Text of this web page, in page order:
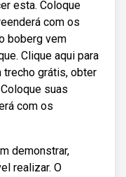
esta. Coloque
com os
boberg vem
Clique aqui para
grátis, obter
suas
com os
demonstrar,
realizar. O